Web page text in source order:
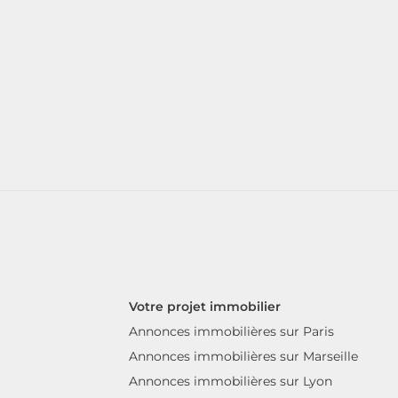
Votre projet immobilier
Annonces immobilières sur Paris
Annonces immobilières sur Marseille
Annonces immobilières sur Lyon